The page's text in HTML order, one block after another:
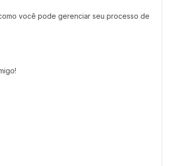
você pode gerenciar seu processo de